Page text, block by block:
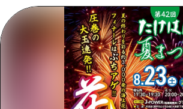
特集
特集一覧
おすすめ
モデルコース
モデルコース一覧
スポット・体験